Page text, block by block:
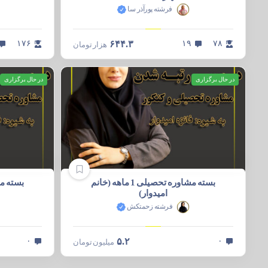
فرشته پورآذر سا
۷۸ ۱۹ ۶۴۴.۳ هزار تومان ۱۷۶
در حال برگزاری
بسته مشاوره تحصیلی 1 ماهه (خانم
امیدوار)
فرشته زحمتکش
۰ ۵.۲ میلیون تومان
در حال برگزاری
۰